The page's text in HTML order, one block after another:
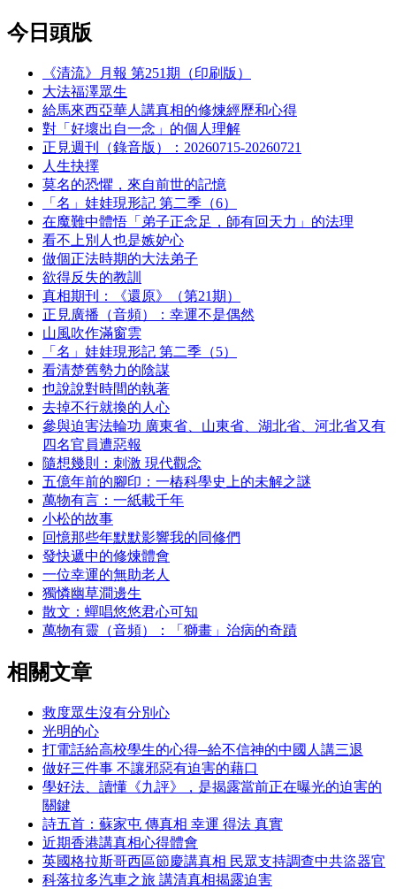
今日頭版
《清流》月報 第251期（印刷版）
大法福澤眾生
給馬來西亞華人講真相的修煉經歷和心得
對「好壞出自一念」的個人理解
正見週刊（錄音版）：20260715-20260721
人生抉擇
莫名的恐懼，來自前世的記憶
「名」娃娃現形記 第二季（6）
在魔難中體悟「弟子正念足，師有回天力」的法理
看不上別人也是嫉妒心
做個正法時期的大法弟子
欲得反失的教訓
真相期刊：《還原》（第21期）
正見廣播（音頻）：幸運不是偶然
山風吹作滿窗雲
「名」娃娃現形記 第二季（5）
看清楚舊勢力的陰謀
也說說對時間的執著
去掉不行就換的人心
參與迫害法輪功 廣東省、山東省、湖北省、河北省又有
四名官員遭惡報
隨想幾則：刺激 現代觀念
五億年前的腳印：一樁科學史上的未解之謎
萬物有言：一紙載千年
小松的故事
回憶那些年默默影響我的同修們
發快遞中的修煉體會
一位幸運的無助老人
獨憐幽草澗邊生
散文：蟬唱悠悠君心可知
萬物有靈（音頻）：「獅畫」治病的奇蹟
相關文章
救度眾生沒有分別心
光明的心
打電話給高校學生的心得─給不信神的中國人講三退
做好三件事 不讓邪惡有迫害的藉口
學好法、讀懂《九評》，是揭露當前正在曝光的迫害的
關鍵
詩五首：蘇家屯 傳真相 幸運 得法 真實
近期香港講真相心得體會
英國格拉斯哥西區節慶講真相 民眾支持調查中共盜器官
科落拉多汽車之旅 講清真相揭露迫害